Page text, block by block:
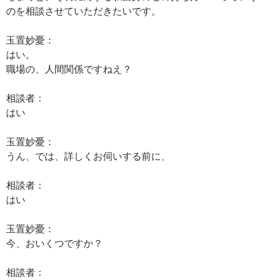
のを相談させていただきたいです。
玉置妙憂：
はい。
職場の、人間関係ですねえ？
相談者：
はい
玉置妙憂：
うん、では、詳しくお伺いする前に、
相談者：
はい
玉置妙憂：
今、おいくつですか？
相談者：